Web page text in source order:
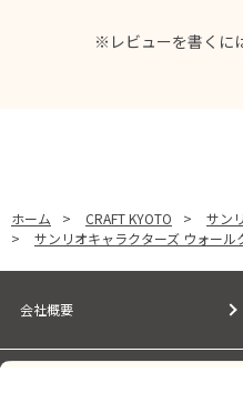
※レビューを書くに
ホーム > CRAFT KYOTO >
サン
>
サンリオキャラクターズ ウォール
会社概要